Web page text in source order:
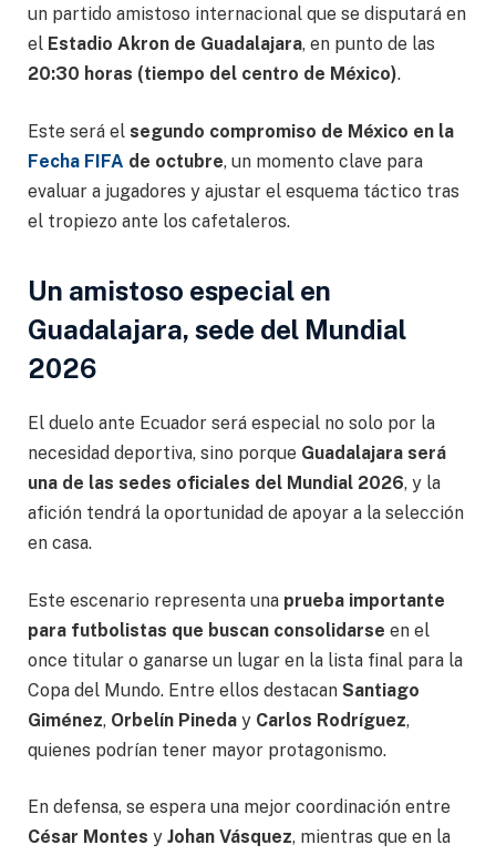
un partido amistoso internacional que se disputará en
el Estadio Akron de Guadalajara, en punto de las
20:30 horas (tiempo del centro de México).
Este será el segundo compromiso de México en la
Fecha FIFA de octubre, un momento clave para
evaluar a jugadores y ajustar el esquema táctico tras
el tropiezo ante los cafetaleros.
Un amistoso especial en
Guadalajara, sede del Mundial
2026
El duelo ante Ecuador será especial no solo por la
necesidad deportiva, sino porque Guadalajara será
una de las sedes oficiales del Mundial 2026, y la
afición tendrá la oportunidad de apoyar a la selección
en casa.
Este escenario representa una prueba importante
para futbolistas que buscan consolidarse en el
once titular o ganarse un lugar en la lista final para la
Copa del Mundo. Entre ellos destacan Santiago
Giménez, Orbelín Pineda y Carlos Rodríguez,
quienes podrían tener mayor protagonismo.
En defensa, se espera una mejor coordinación entre
César Montes y Johan Vásquez, mientras que en la